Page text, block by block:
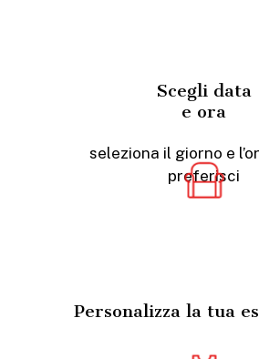
Scegli data
e ora
seleziona il giorno e
preferisci
Personalizza la tua